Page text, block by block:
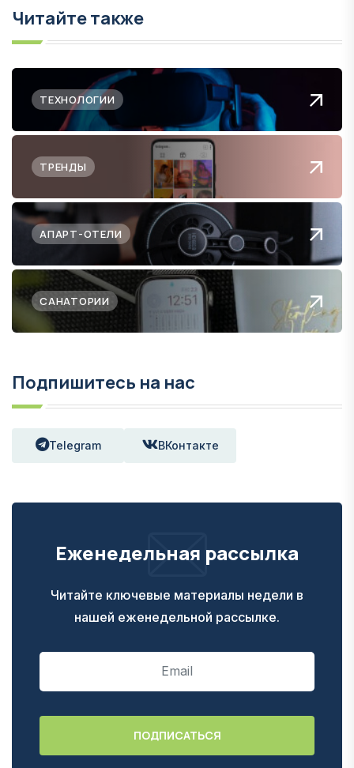
Читайте также
ТЕХНОЛОГИИ
ТРЕНДЫ
АПАРТ-ОТЕЛИ
САНАТОРИИ
Подпишитесь на нас
Telegram ВКонтакте
Еженедельная рассылка
Читайте ключевые материалы недели в
нашей еженедельной рассылке.